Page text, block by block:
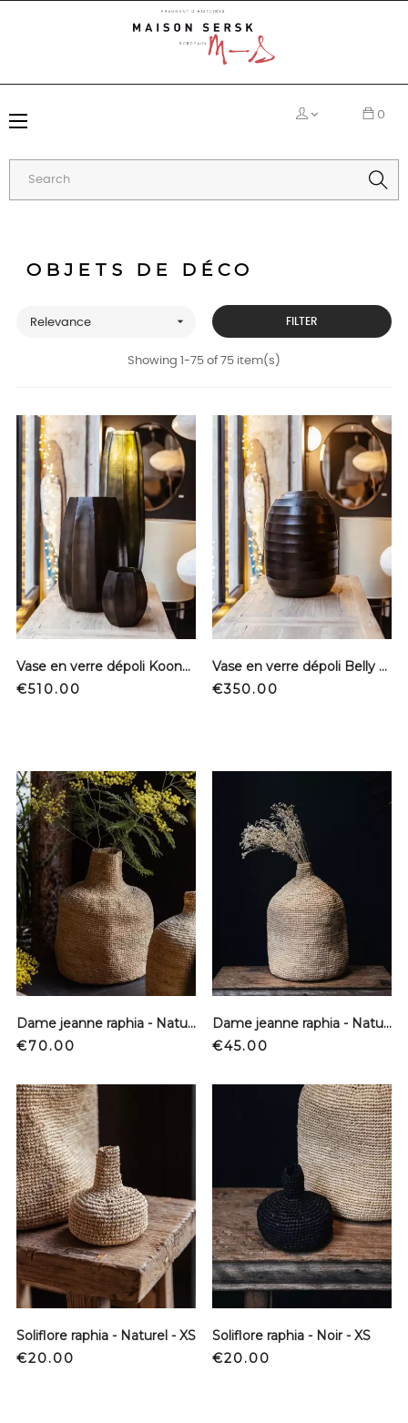
Toggle
☰
0
OBJETS DE DÉCO
Relevance  FILTER
Showing 1-75 of 75 item(s)
Vase en verre dépoli Koonam - Smoke grey - XL
Price
€510.00
Vase en verre dépoli Belly Enorm - Dark
Price
€350.00
Dame jeanne raphia - Naturel - XL
Price
€70.00
Dame jeanne raphia - Naturel - L
Price
€45.00
Soliflore raphia - Naturel - XS
Price
€20.00
Soliflore raphia - Noir - XS
Price
€20.00